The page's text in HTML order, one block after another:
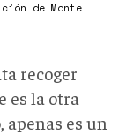
de Monte
recoger
es la otra
apenas es un